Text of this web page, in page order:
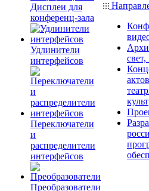
Дисплеи для
конференц-зала
Удлинители
интерфейсов
Переключатели
и
распределители
интерфейсов
Преобразователи